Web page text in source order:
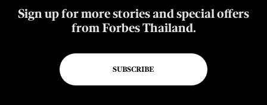
Sign up for more stories and special offers
from Forbes Thailand.
SUBSCRIBE